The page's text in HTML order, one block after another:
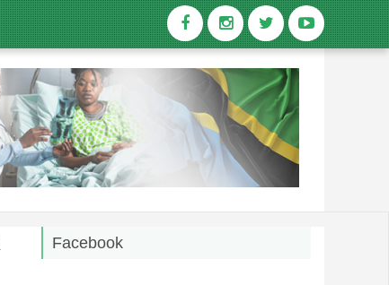
Facebook